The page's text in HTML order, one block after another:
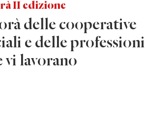
II edizione
delle cooperative
e delle professioni
vi lavorano